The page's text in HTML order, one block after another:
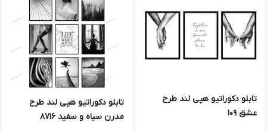
تابلو دکوراتیو هپی لند طرح
عشق 109
تابلو دکوراتیو هپی لند طرح
مدرن سیاه و سفید 8716